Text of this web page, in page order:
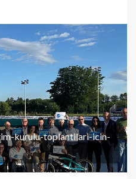
kurulu-toplantilari-icin-